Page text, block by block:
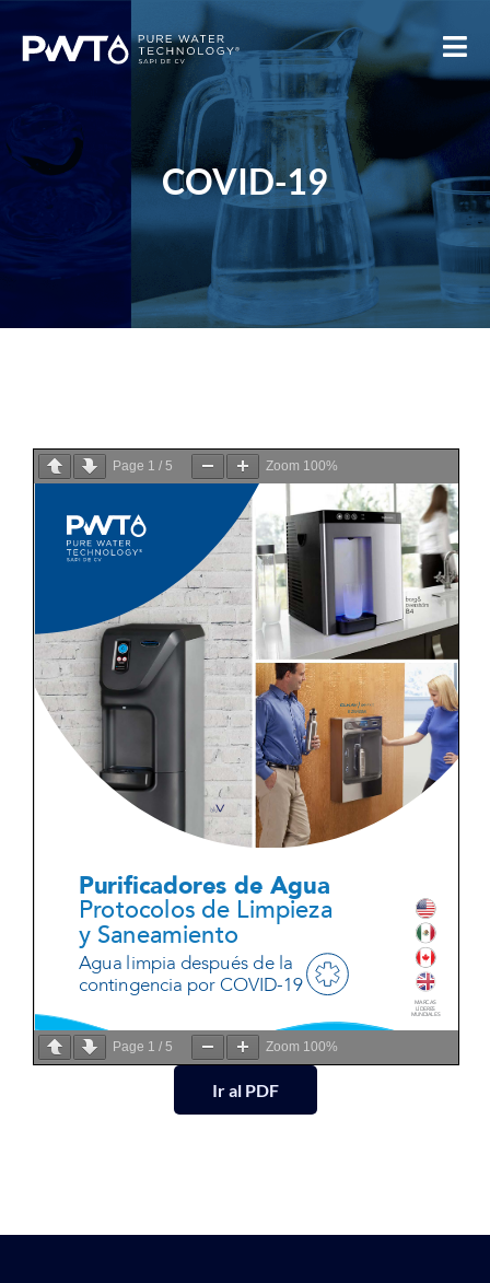
COVID-19
Page 1 / 5 Zoom 100%
Page 1 / 5 Zoom 100%
Ir al PDF